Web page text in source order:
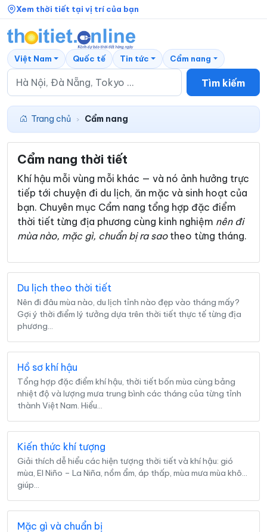
Xem thời tiết tại vị trí của bạn
Tìm kiếm
Việt Nam Quốc tế Tin tức Cẩm nang
Trang chủ › Cẩm nang
Cẩm nang thời tiết
Khí hậu mỗi vùng mỗi khác — và nó ảnh hưởng trực
tiếp tới chuyện đi du lịch, ăn mặc và sinh hoạt của
bạn. Chuyên mục Cẩm nang tổng hợp đặc điểm
thời tiết từng địa phương cùng kinh nghiệm nên đi
mùa nào, mặc gì, chuẩn bị ra saotheo từng tháng.
Du lịch theo thời tiết
Nên đi đâu mùa nào, du lịch tỉnh nào đẹp vào tháng mấy?
Gợi ý thời điểm lý tưởng dựa trên thời tiết thực tế từng địa
phương…
Hồ sơ khí hậu
Tổng hợp đặc điểm khí hậu, thời tiết bốn mùa cùng bảng
nhiệt độ và lượng mưa trung bình các tháng của từng tỉnh
thành Việt Nam. Hiểu…
Kiến thức khí tượng
Giải thích dễ hiểu các hiện tượng thời tiết và khí hậu: gió
mùa, El Niño – La Niña, nồm ẩm, áp thấp, mùa mưa mùa khô…
giúp…
Mặc gì và chuẩn bị